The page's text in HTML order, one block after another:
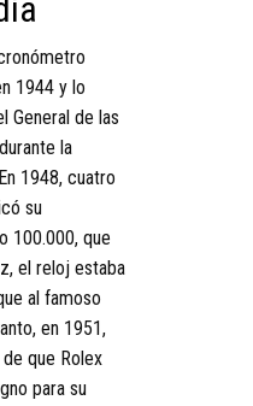
1944 y lo
General de las
la
1948, cuatro
su
100.000, que
el reloj estaba
al famoso
en 1951,
que Rolex
para su